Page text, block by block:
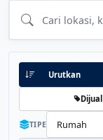
Dijual
TIPE